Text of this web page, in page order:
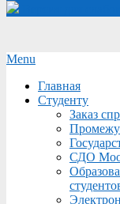
Secondary
Menu
Menu
Главная
Студенту
Заказ
СДО